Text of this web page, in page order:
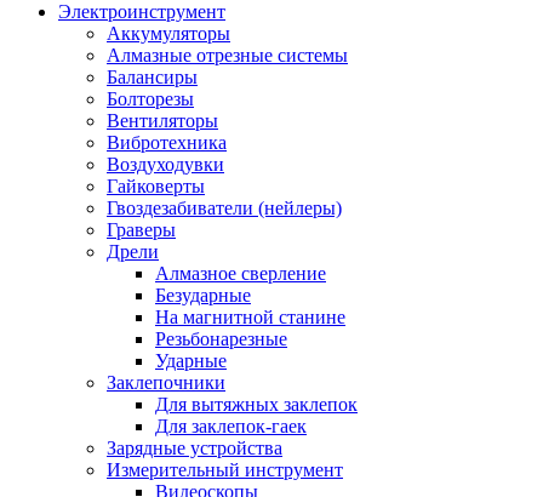
Электроинструмент
Аккумуляторы
Алмазные отрезные системы
Балансиры
Болторезы
Вентиляторы
Вибротехника
Воздуходувки
Гайковерты
Гвоздезабиватели (нейлеры)
Граверы
Дрели
Алмазное сверление
Безударные
На магнитной станине
Резьбонарезные
Ударные
Заклепочники
Для вытяжных заклепок
Для заклепок-гаек
Зарядные устройства
Измерительный инструмент
Видеоскопы